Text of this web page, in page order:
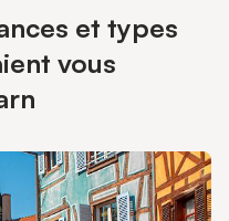
et types
vous